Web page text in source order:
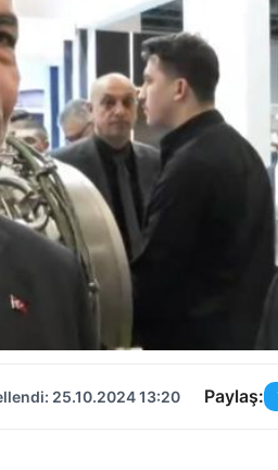
25.10.2024 13:20 Paylaş: